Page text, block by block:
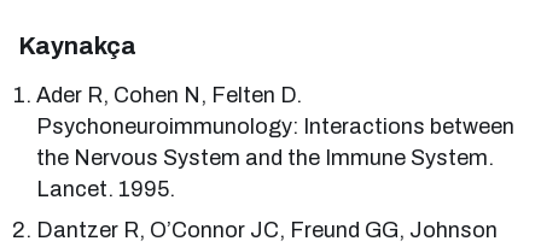
Kaynakça
Ader R, Cohen N, Felten D.
Psychoneuroimmunology: Interactions between
the Nervous System and the Immune System.
Lancet. 1995.
Dantzer R, O’Connor JC, Freund GG, Johnson